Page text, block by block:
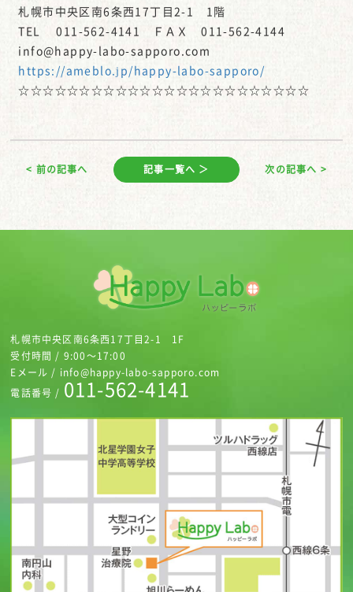
札幌市中央区南6条西17丁目2-1 1階
TEL 011-562-4141 ＦＡＸ 011-562-4144
info@happy-labo-sapporo.com
https://ameblo.jp/happy-labo-sapporo/
☆☆☆☆☆☆☆☆☆☆☆☆☆☆☆☆☆☆☆☆☆☆☆☆
< 前の記事へ 記事一覧へ ＞ 次の記事へ >
札幌市中央区南6条西17丁目2-1 1F
受付時間 / 9:00～17:00
Eメール / info@happy-labo-sapporo.com
電話番号 / 011-562-4141